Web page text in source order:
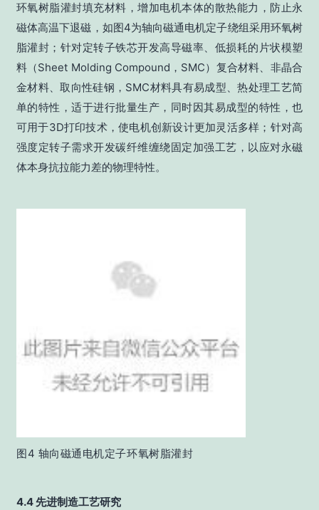
环氧树脂灌封填充材料，增加电机本体的散热能力，防止永
磁体高温下退磁，如图4为轴向磁通电机定子绕组采用环氧树
脂灌封；针对定转子铁芯开发高导磁率、低损耗的片状模塑
料（Sheet Molding Compound，SMC）复合材料、非晶合
金材料、取向性硅钢，SMC材料具有易成型、热处理工艺简
单的特性，适于进行批量生产，同时因其易成型的特性，也
可用于3D打印技术，使电机创新设计更加灵活多样；针对高
强度定转子需求开发碳纤维缠绕固定加强工艺，以应对永磁
体本身抗拉能力差的物理特性。
图4 轴向磁通电机定子环氧树脂灌封
4.4 先进制造工艺研究